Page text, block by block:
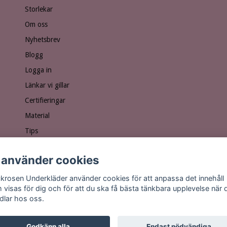
Storlekar
Om oss
Nyhetsbrev
Blogg
Logga in
Länkar vi gillar
Certifieringar
Material
Tips
Personuppgiftspolicy
Vanliga frågor
cookies
Underkläder använder cookies för att anpassa det innehåll
visas för dig och för att du ska få bästa tänkbara upplevelse när
hos oss.